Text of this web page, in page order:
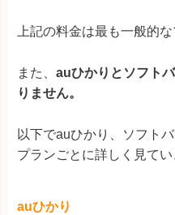
上記の料金は最も一般的
また、 auひかりとソフト
りません。
以下でauひかり、ソフト
プランごとに詳しく見てい
auひかり